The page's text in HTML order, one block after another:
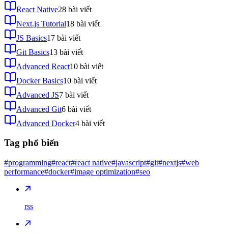
React Native28 bài viết
Next.js Tutorial18 bài viết
JS Basics17 bài viết
Git Basics13 bài viết
Advanced React10 bài viết
Docker Basics10 bài viết
Advanced JS7 bài viết
Advanced Git6 bài viết
Advanced Docker4 bài viết
Tag phổ biến
#programming#react#react native#javascript#git#nextjs#web
performance#docker#image optimization#seo
rss